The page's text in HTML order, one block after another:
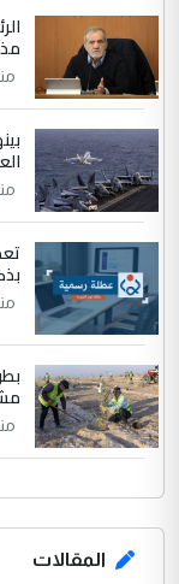
مضجعيك
منذ 55
منذ 2
منذ 3
منذ 3
المقالات